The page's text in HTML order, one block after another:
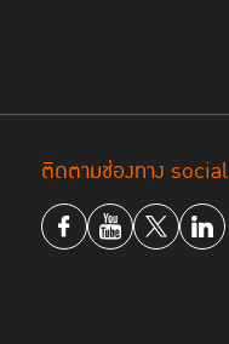
ติดตามช่องทาง social